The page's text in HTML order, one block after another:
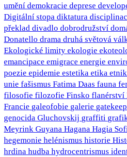
umění demokracie deprese
Digitální stopa diktatura
překlad divadlo dobrodružství
Donatello drama druhá světová
Ekologické limity ekologie
emancipace emigrace energie
poezie epidemie estetika etika
unie fašismus Fatima Daas fauna
filosofie filozofie Finsko flanérství
Francie galeofobie galerie
genocida Gluchovskij graffiti
Meyrink Guyana Hagana Hagia
hegemonie helénismus historie
hrdina hudba hydrocentrismus